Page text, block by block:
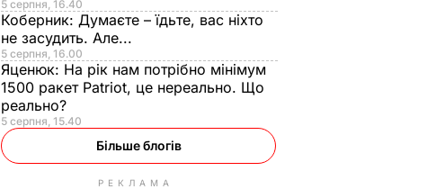
5 серпня, 16.40
Коберник: Думаєте – їдьте, вас ніхто
не засудить. Але...
5 серпня, 16.00
Яценюк: На рік нам потрібно мінімум
1500 ракет Patriot, це нереально. Що
реально?
5 серпня, 15.40
Більше блогів
РЕКЛАМА